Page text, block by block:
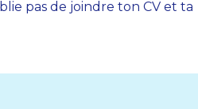
pas de joindre ton CV et ta